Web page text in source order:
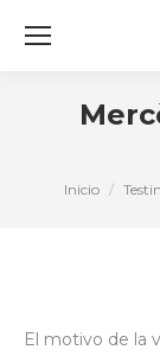
Estás aquí:
Inicio
El motivo de la